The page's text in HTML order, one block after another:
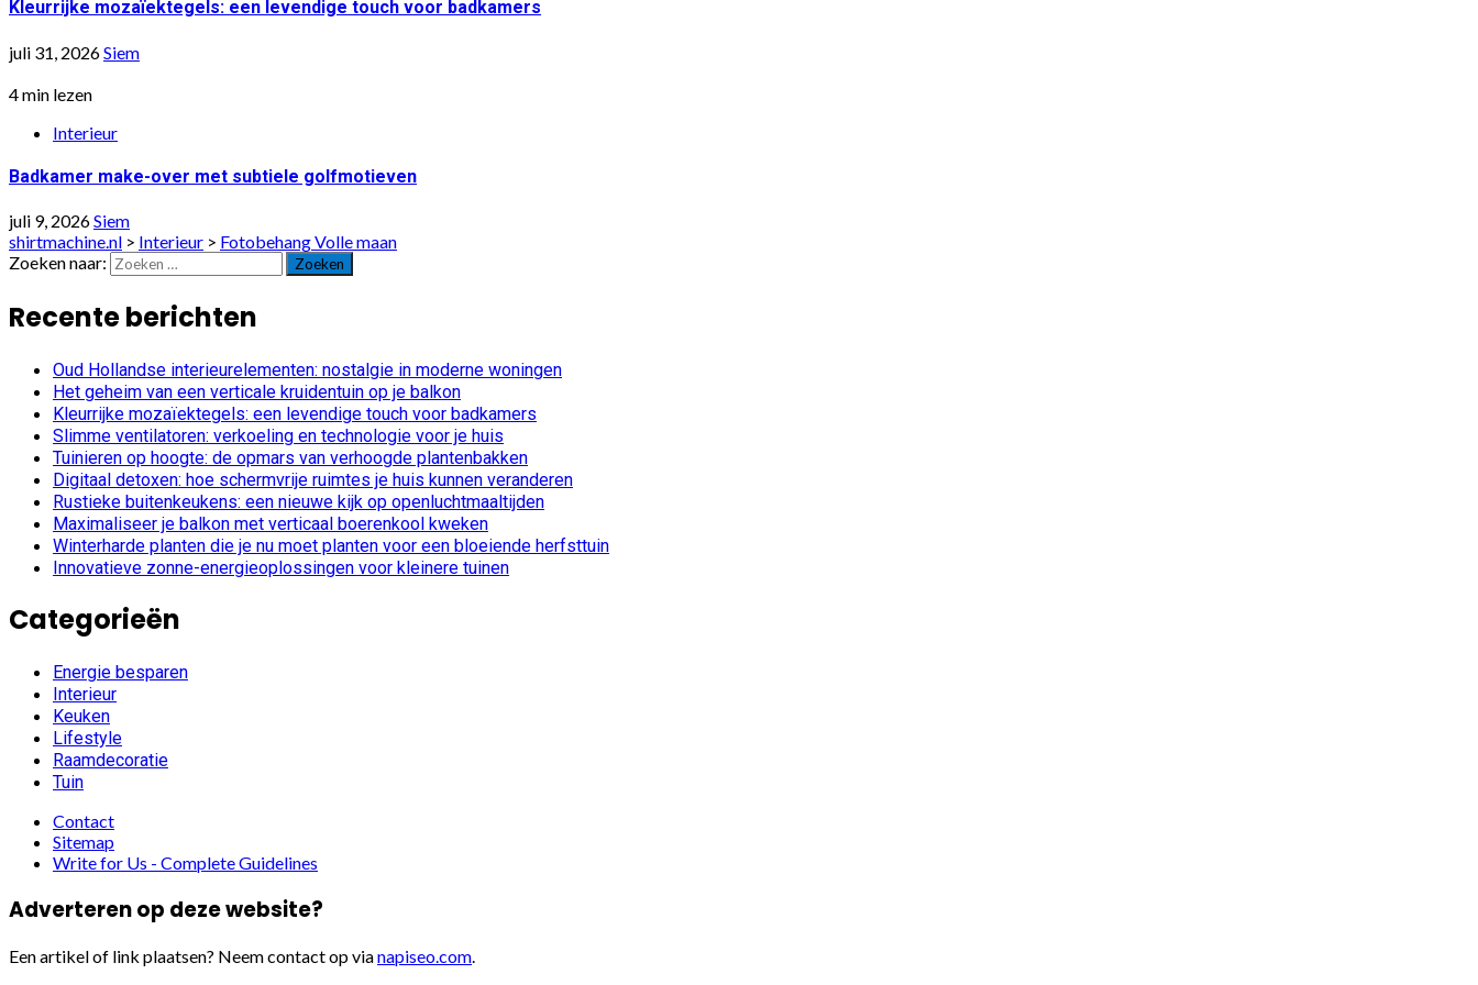
Kleurrijke mozaïektegels: een levendige touch voor badkamers
juli 31, 2026Siem
4 min lezen
Interieur
Badkamer make-over met subtiele golfmotieven
juli 9, 2026Siem
shirtmachine.nl > Interieur > Fotobehang Volle maan
Zoeken naar:
Recente berichten
Oud Hollandse interieurelementen: nostalgie in moderne woningen
Het geheim van een verticale kruidentuin op je balkon
Kleurrijke mozaïektegels: een levendige touch voor badkamers
Slimme ventilatoren: verkoeling en technologie voor je huis
Tuinieren op hoogte: de opmars van verhoogde plantenbakken
Digitaal detoxen: hoe schermvrije ruimtes je huis kunnen veranderen
Rustieke buitenkeukens: een nieuwe kijk op openluchtmaaltijden
Maximaliseer je balkon met verticaal boerenkool kweken
Winterharde planten die je nu moet planten voor een bloeiende herfsttuin
Innovatieve zonne-energieoplossingen voor kleinere tuinen
Categorieën
Energie besparen
Interieur
Keuken
Lifestyle
Raamdecoratie
Tuin
Contact
Sitemap
Write for Us - Complete Guidelines
Adverteren op deze website?
Een artikel of link plaatsen? Neem contact op vianapiseo.com.